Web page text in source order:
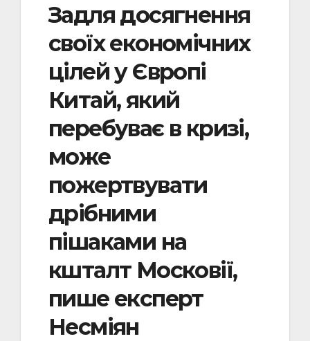
Задля досягнення
своїх економічних
цілей у Європі
Китай, який
перебуває в кризі,
може
пожертвувати
дрібними
пішаками на
кшталт Московії,
пише експерт
Несміян